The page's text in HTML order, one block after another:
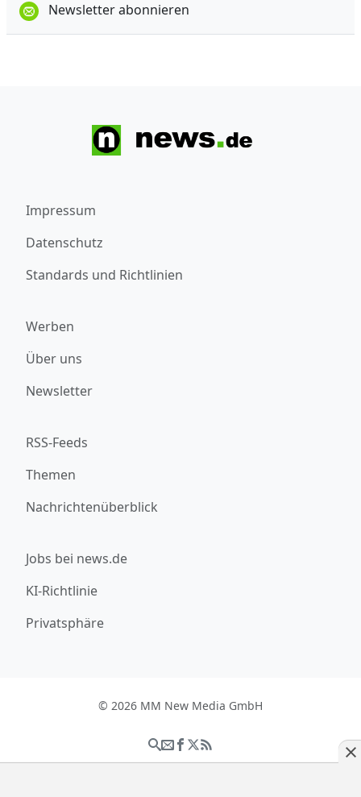
Newsletter abonnieren
Impressum
Datenschutz
Standards und Richtlinien
Werben
Über uns
Newsletter
RSS-Feeds
Themen
Nachrichtenüberblick
Jobs bei news.de
KI-Richtlinie
Privatsphäre
© 2026 MM New Media GmbH